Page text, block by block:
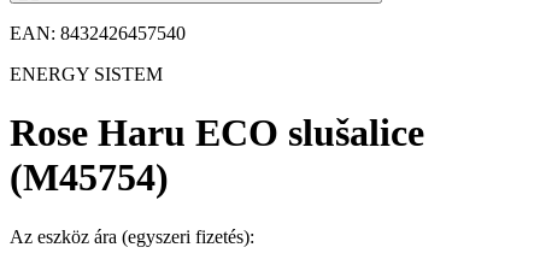
EAN: 8432426457540
ENERGY SISTEM
Rose Haru ECO slušalice
(M45754)
Az eszköz ára (egyszeri fizetés):